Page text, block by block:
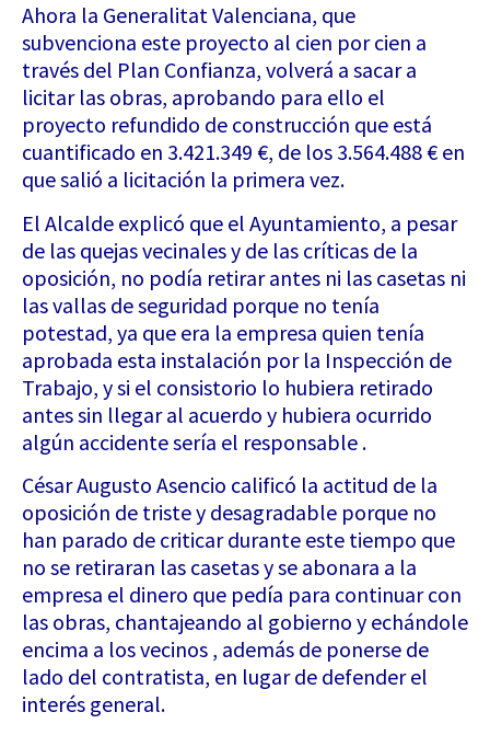
Ahora la Generalitat Valenciana, que
subvenciona este proyecto al cien por cien a
través del Plan Confianza, volverá a sacar a
licitar las obras, aprobando para ello el
proyecto refundido de construcción que está
cuantificado en 3.421.349 €, de los 3.564.488 € en
que salió a licitación la primera vez.
El Alcalde explicó que el Ayuntamiento, a pesar
de las quejas vecinales y de las críticas de la
oposición, no podía retirar antes ni las casetas ni
las vallas de seguridad porque no tenía
potestad, ya que era la empresa quien tenía
aprobada esta instalación por la Inspección de
Trabajo, y si el consistorio lo hubiera retirado
antes sin llegar al acuerdo y hubiera ocurrido
algún accidente sería el responsable .
César Augusto Asencio calificó la actitud de la
oposición de triste y desagradable porque no
han parado de criticar durante este tiempo que
no se retiraran las casetas y se abonara a la
empresa el dinero que pedía para continuar con
las obras, chantajeando al gobierno y echándole
encima a los vecinos , además de ponerse de
lado del contratista, en lugar de defender el
interés general.